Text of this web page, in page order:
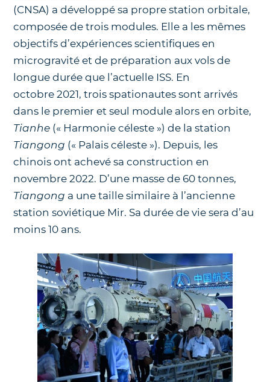
(CNSA) a développé sa propre station orbitale,
composée de trois modules. Elle a les mêmes
objectifs d’expériences scientifiques en
microgravité et de préparation aux vols de
longue durée que l’actuelle ISS. En
octobre 2021, trois spationautes sont arrivés
dans le premier et seul module alors en orbite,
Tianhe (« Harmonie céleste ») de la station
Tiangong (« Palais céleste »). Depuis, les
chinois ont achevé sa construction en
novembre 2022. D’une masse de 60 tonnes,
Tiangong a une taille similaire à l’ancienne
station soviétique Mir. Sa durée de vie sera d’au
moins 10 ans.